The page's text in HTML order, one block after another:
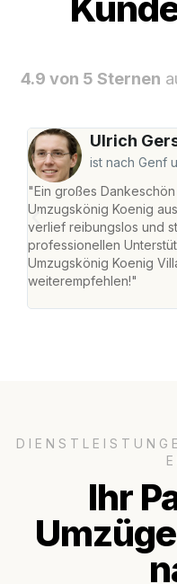
4.9 von 5 Sternen
Ulrich
ist nach Genf
"Ein großes
Umzugskönig Koenig
verlief reibungslos und
professionellen
Umzugskönig Koenig
weiterempfehlen!"
Ihr